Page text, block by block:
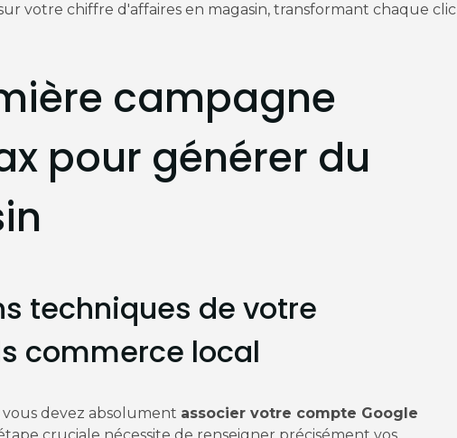
votre chiffre d'affaires en magasin, transformant chaque clic
campagne
pour générer du
techniques de votre
commerce local
devez absolument associer votre compte Google